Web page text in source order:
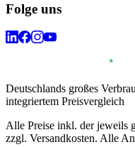
Folge uns
Deutschlands großes
integriertem Preisvergleich
Alle Preise inkl. der jeweils
zzgl. Versandkosten. Alle